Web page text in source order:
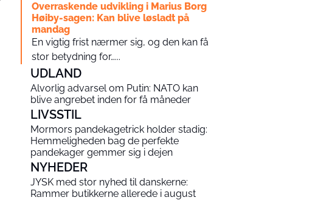
Overraskende udvikling i Marius Borg
Høiby-sagen: Kan blive løsladt på
mandag
En vigtig frist nærmer sig, og den kan få
stor betydning for…...
UDLAND
Alvorlig advarsel om Putin: NATO kan
blive angrebet inden for få måneder
LIVSSTIL
Mormors pandekagetrick holder stadig:
Hemmeligheden bag de perfekte
pandekager gemmer sig i dejen
NYHEDER
JYSK med stor nyhed til danskerne:
Rammer butikkerne allerede i august